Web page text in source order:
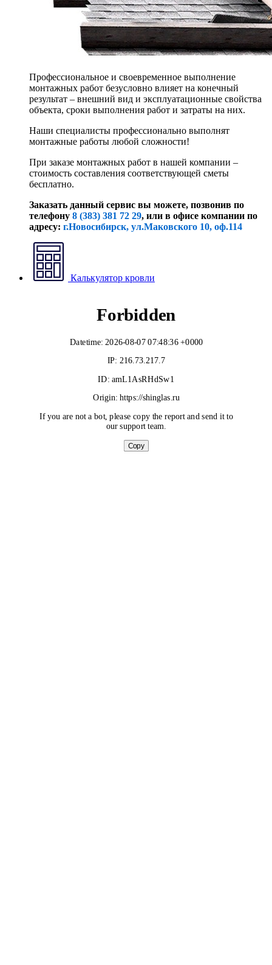
Профессиональное и своевременное выполнение
монтажных работ безусловно влияет на конечный
результат – внешний вид и эксплуатационные свойства
объекта, сроки выполнения работ и затраты на них.
Наши специалисты профессионально выполнят
монтажные работы любой сложности!
При заказе монтажных работ в нашей компании –
стоимость составления соответствующей сметы
бесплатно.
Заказать данный сервис вы можете, позвонив по
телефону 8 (383) 381 72 29, или в офисе компании по
адресу: г.Новосибирск, ул.Маковского 10, оф.114
Калькулятор кровли